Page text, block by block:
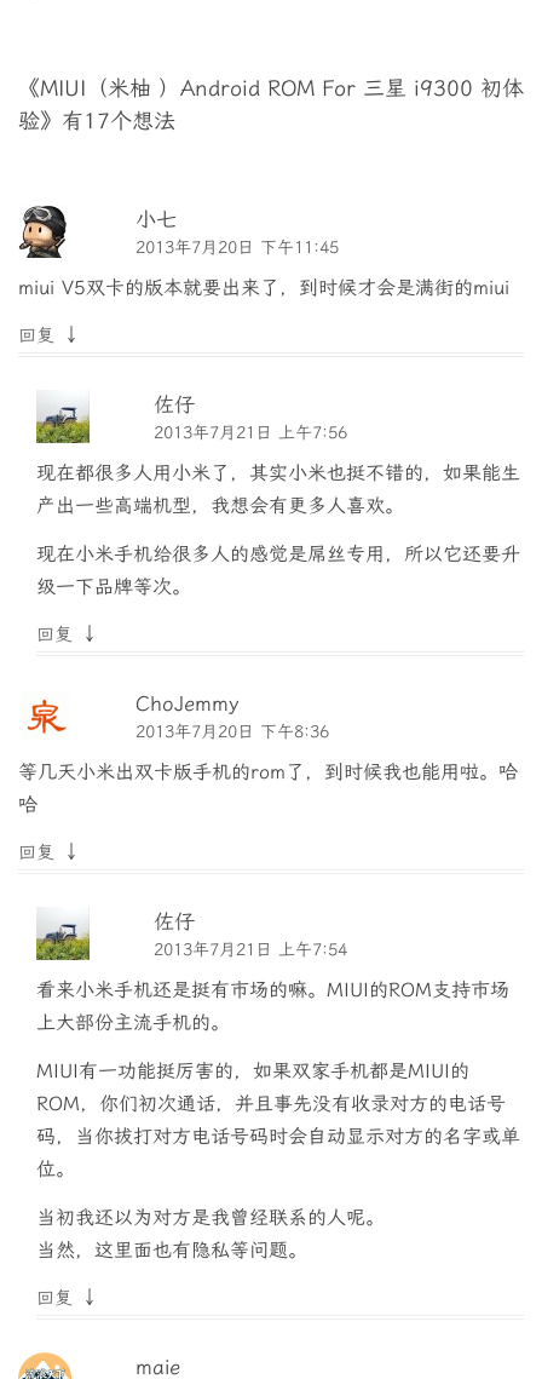
《MIUI（米柚 ）Android ROM For 三星 i9300 初体
验》有17个想法
小七
2013年7月20日 下午11:45
miui V5双卡的版本就要出来了，到时候才会是满街的miui
回复 ↓
佐仔
2013年7月21日 上午7:56
现在都很多人用小米了，其实小米也挺不错的，如果能生
产出一些高端机型，我想会有更多人喜欢。
现在小米手机给很多人的感觉是屌丝专用，所以它还要升
级一下品牌等次。
回复 ↓
ChoJemmy
2013年7月20日 下午8:36
等几天小米出双卡版手机的rom了，到时候我也能用啦。哈
哈
回复 ↓
佐仔
2013年7月21日 上午7:54
看来小米手机还是挺有市场的嘛。MIUI的ROM支持市场
上大部份主流手机的。
MIUI有一功能挺厉害的，如果双家手机都是MIUI的
ROM，你们初次通话，并且事先没有收录对方的电话号
码，当你拔打对方电话号码时会自动显示对方的名字或单
位。
当初我还以为对方是我曾经联系的人呢。
当然，这里面也有隐私等问题。
回复 ↓
maie